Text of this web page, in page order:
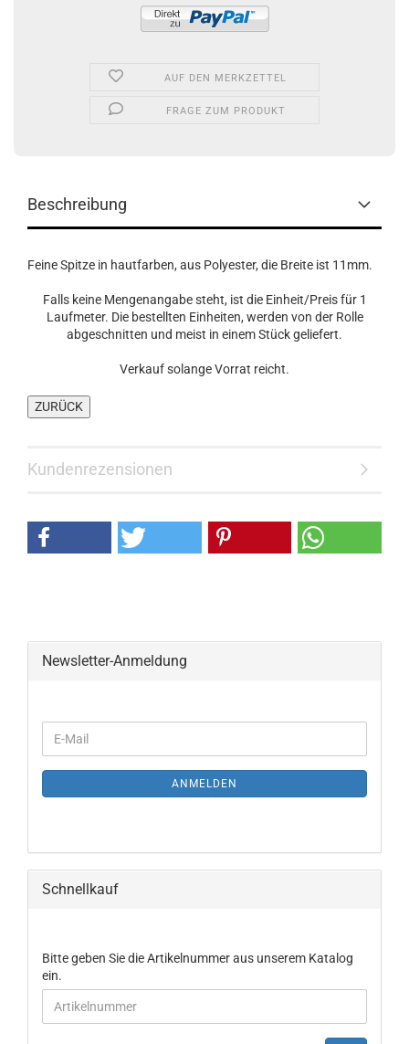
AUF DEN MERKZETTEL
FRAGE ZUM PRODUKT
Beschreibung
Feine Spitze in hautfarben, aus Polyester, die Breite ist 11mm.
Falls keine Mengenangabe steht, ist die Einheit/Preis für 1
Laufmeter. Die bestellten Einheiten, werden von der Rolle
abgeschnitten und meist in einem Stück geliefert.
Verkauf solange Vorrat reicht.
Kundenrezensionen
Newsletter-Anmeldung
ANMELDEN
Schnellkauf
Bitte geben Sie die Artikelnummer aus unserem Katalog
ein.